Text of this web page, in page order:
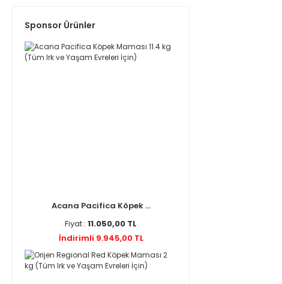
Sponsor Ürünler
Acana Pacifica Köpek ...
Fiyat : 11.050,00 TL
İndirimli 9.945,00 TL